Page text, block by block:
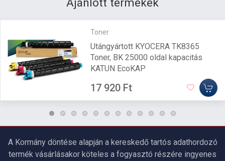
Toner
Utángyártott KYOCERA TK8365
Toner, BK 25000 oldal kapacitás
KATUN EcoKAP
17 920 Ft
A Kormány döntése alapján a kereskedő tartós adathordozó
termék vásárlásakor köteles a fogyasztó részére ingyenes